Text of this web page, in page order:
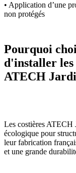
• Application d’une
non protégés
Pourquoi
d'installer les
ATECH
Les costières ATECH
écologique pour
leur fabrication
et une grande